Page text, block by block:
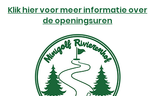
Klik hier voor meer informatie over
de openingsuren